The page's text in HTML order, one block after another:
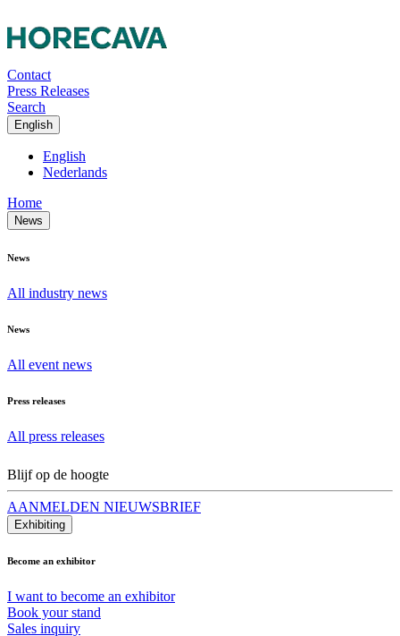
Contact
Press Releases
Search
English
English
Nederlands
Home
News
News
All industry news
News
All event news
Press releases
All press releases
Blijf op de hoogte
AANMELDEN NIEUWSBRIEF
Exhibiting
Become an exhibitor
I want to become an exhibitor
Book your stand
Sales inquiry